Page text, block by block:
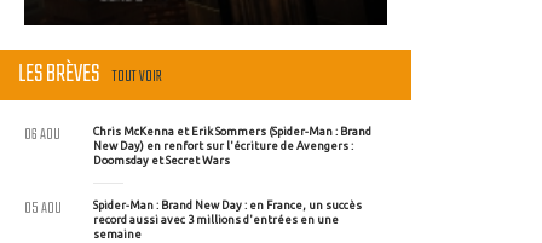
LES BRÈVES TOUT VOIR
Chris McKenna et Erik Sommers (Spider-Man : Brand
New Day) en renfort sur l'écriture de Avengers :
Doomsday et Secret Wars
06 AOU
Spider-Man : Brand New Day : en France, un succès
record aussi avec 3 millions d'entrées en une
semaine
05 AOU